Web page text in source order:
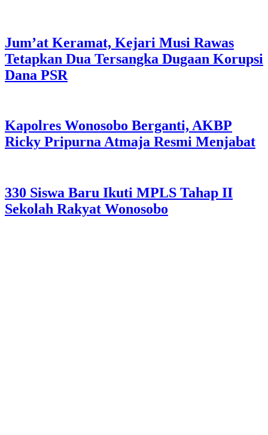
Jum’at Keramat, Kejari Musi Rawas
Tetapkan Dua Tersangka Dugaan Korupsi
Dana PSR
Kapolres Wonosobo Berganti, AKBP
Ricky Pripurna Atmaja Resmi Menjabat
330 Siswa Baru Ikuti MPLS Tahap II
Sekolah Rakyat Wonosobo